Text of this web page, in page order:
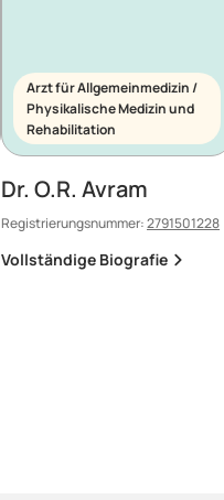
Arzt für Allgemeinmedizin /
Physikalische Medizin und
Rehabilitation
Dr. O.R. Avram
Registrierungsnummer:2791501228
Vollständige Biografie